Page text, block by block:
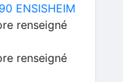
ENSISHEIM
renseigné
renseigné